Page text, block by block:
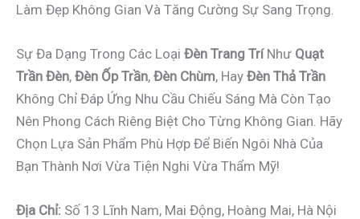
Làm Đẹp Không Gian Và Tăng Cường Sự Sang Trọng.
Sự Đa Dạng Trong Các Loại Đèn Trang TríNhư Quạt
Trần Đèn, Đèn Ốp Trần, Đèn Chùm, Hay Đèn Thả Trần
Không Chỉ Đáp Ứng Nhu Cầu Chiếu Sáng Mà Còn Tạo
Nên Phong Cách Riêng Biệt Cho Từng Không Gian. Hãy
Chọn Lựa Sản Phẩm Phù Hợp Để Biến Ngôi Nhà Của
Bạn Thành Nơi Vừa Tiện Nghi Vừa Thẩm Mỹ!
Địa Chỉ: Số 13 Lĩnh Nam, Mai Động, Hoàng Mai, Hà Nội